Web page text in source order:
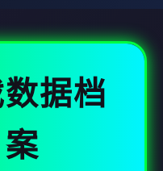
据档
案